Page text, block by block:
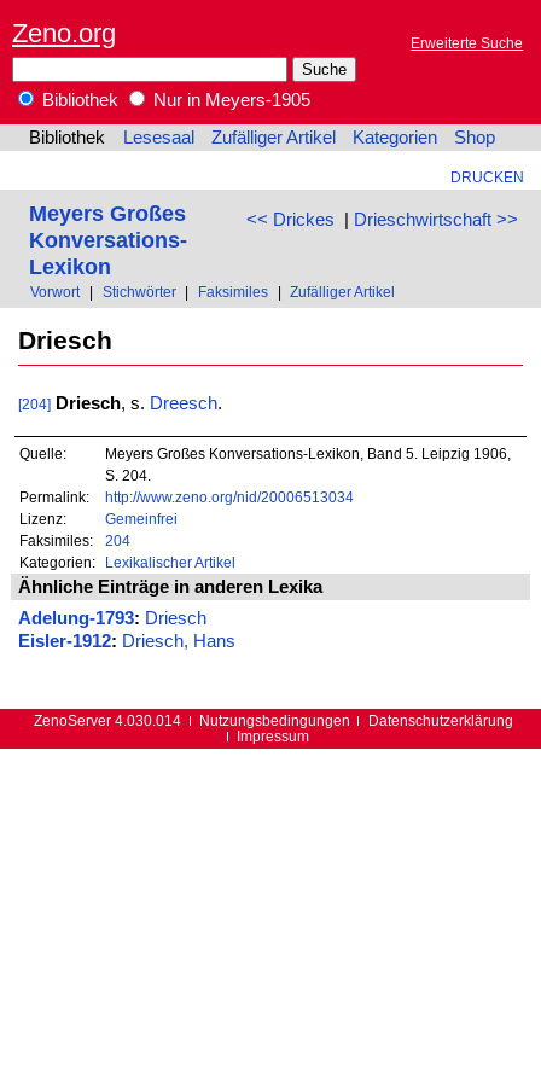
Zeno.org Erweiterte Suche
Bibliothek
Nur in Meyers-1905
Bibliothek
Lesesaal Zufälliger Artikel Kategorien Shop
DRUCKEN
<< Drickes | Drieschwirtschaft >>
Meyers Großes
Konversations-
Lexikon
Vorwort Stichwörter Faksimiles Zufälliger Artikel
Driesch
[204] Driesch, s. Dreesch.
Quelle:
Meyers Großes Konversations-Lexikon, Band 5. Leipzig 1906,
S. 204.
Permalink:
http://www.zeno.org/nid/20006513034
Lizenz:
Gemeinfrei
Faksimiles:
204
Kategorien:
Lexikalischer Artikel
Ähnliche Einträge in anderen Lexika
Adelung-1793: Driesch
Eisler-1912: Driesch, Hans
ZenoServer 4.030.014 Nutzungsbedingungen
Datenschutzerklärung
Impressum